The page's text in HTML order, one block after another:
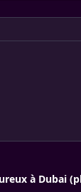
à Dubai